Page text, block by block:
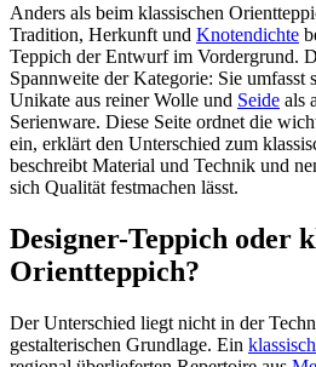
Anders als beim klassischen
Tradition, Herkunft und Knotendichte
Teppich der Entwurf im Vordergrund.
Spannweite der Kategorie: Sie umfasst
Unikate aus reiner Wolle und Seide als
Serienware. Diese Seite ordnet die
ein, erklärt den Unterschied zum
beschreibt Material und Technik und
sich Qualität festmachen lässt.
Designer-Teppich oder
Orientteppich?
Der Unterschied liegt nicht in der
gestalterischen Grundlage. Ein